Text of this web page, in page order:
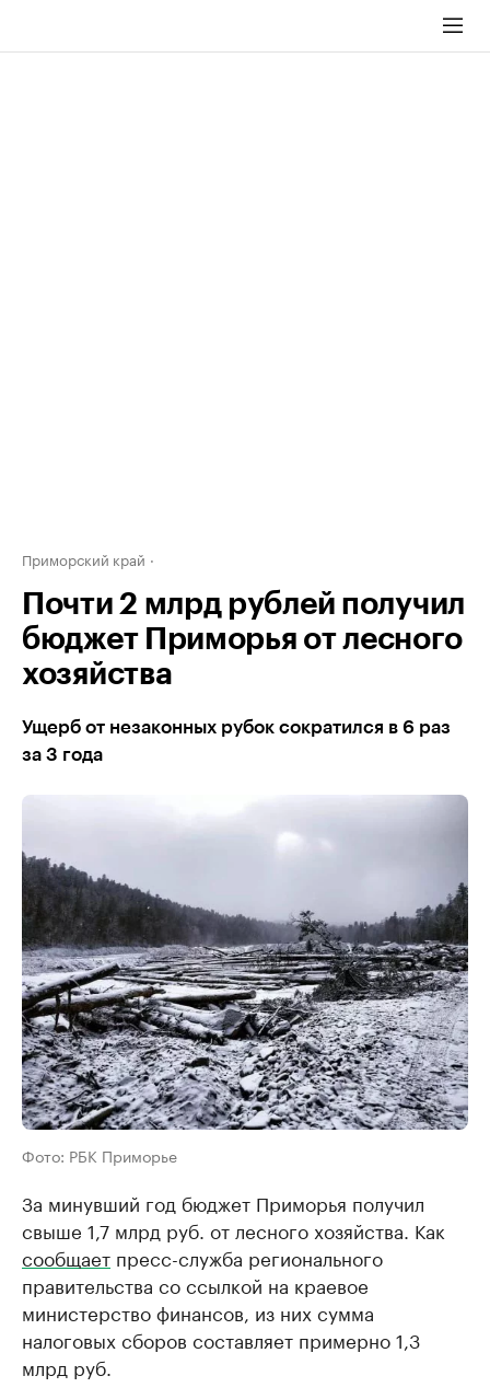
Приморский край
Почти 2 млрд рублей получил
бюджет Приморья от лесного
хозяйства
Ущерб от незаконных рубок сократился в 6 раз
за 3 года
Фото: РБК Приморье
За минувший год бюджет Приморья получил
свыше 1,7 млрд руб. от лесного хозяйства. Как
сообщает пресс-служба регионального
правительства со ссылкой на краевое
министерство финансов, из них сумма
налоговых сборов составляет примерно 1,3
млрд руб.